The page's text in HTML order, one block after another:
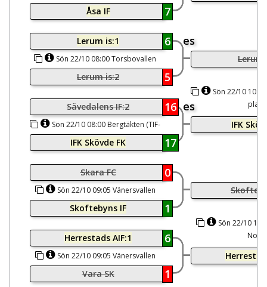
Syd
Åsa IF 7
Lerum is:1 6 es
Sön 22/10 08:00 Torsbovallen
(TBIS-plan)
Lerum is:2 5
Sävedalens IF:2 16 es
Sön 22/10 08:00 Bergtäkten (TIF-
plan)
IFK Skövde FK 17
Skara FC 0
Sön 22/10 09:05 Vänersvallen
Nord
Skoftebyns IF 1
Herrestads AIF:1 6
Sön 22/10 09:05 Vänersvallen
Syd
Vara SK 1
Lerum
Sön 22/10
plan)
IFK
Sön 22/10
Nord